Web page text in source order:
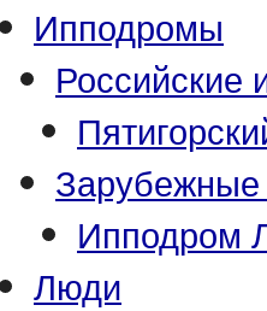
Ипподромы
Российские
Ипподром
Люди